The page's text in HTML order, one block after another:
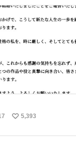
ね
い
5,393